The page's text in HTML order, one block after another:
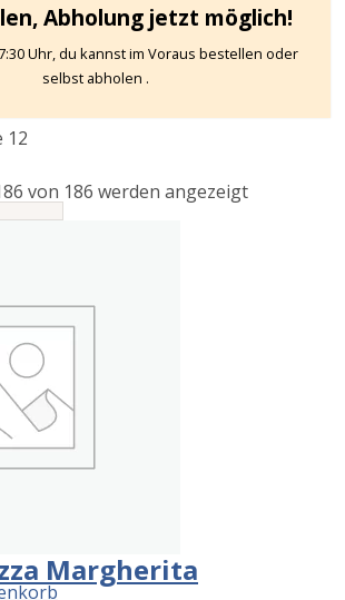
Abholung jetzt möglich!
Uhr, du kannst im Voraus bestellen oder
selbst abholen .
12
von 186 werden angezeigt
Margherita